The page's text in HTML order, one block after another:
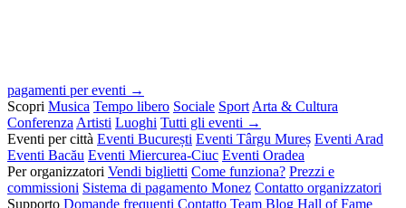
pagamenti per eventi →
Scopri Musica Tempo libero Sociale Sport Arta & Cultura
Conferenza Artisti Luoghi Tutti gli eventi →
Eventi per città Eventi București Eventi Târgu Mureș Eventi Arad
Eventi Bacău Eventi Miercurea-Ciuc Eventi Oradea
Per organizzatori Vendi biglietti Come funziona? Prezzi e
commissioni Sistema di pagamento Monez Contatto organizzatori
Supporto Domande frequenti Contatto Team Blog Hall of Fame